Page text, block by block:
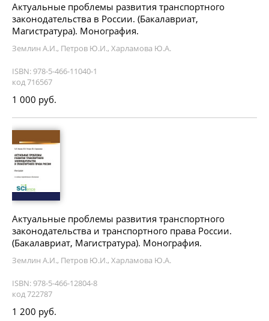
Актуальные проблемы развития транспортного
законодательства в России. (Бакалавриат,
Магистратура). Монография.
Землин А.И., Петров Ю.И., Харламова Ю.А.
ISBN: 978-5-466-11040-1
код 716567
1 000 руб.
Актуальные проблемы развития транспортного
законодательства и транспортного права России.
(Бакалавриат, Магистратура). Монография.
Землин А.И., Петров Ю.И., Харламова Ю.А.
ISBN: 978-5-466-12804-8
код 722787
1 200 руб.